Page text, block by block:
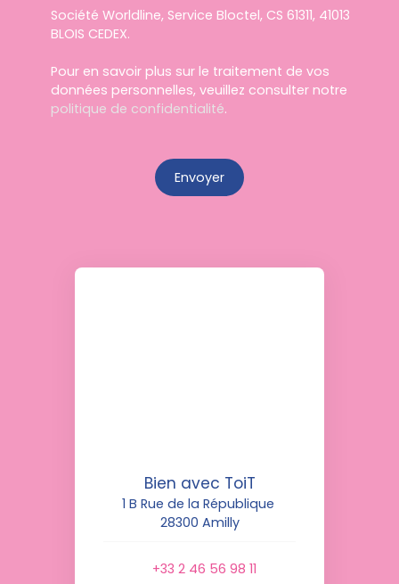
Société Worldline, Service Bloctel, CS 61311, 41013
BLOIS CEDEX.
Pour en savoir plus sur le traitement de vos
données personnelles, veuillez consulter notre
politique de confidentialité.
Envoyer
Bien avec ToiT
1 B Rue de la République
28300 Amilly
+33 2 46 56 98 11